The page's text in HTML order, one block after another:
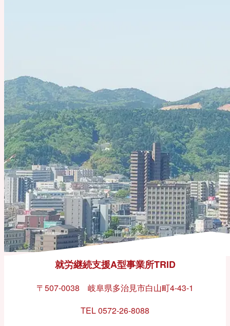
就労継続支援A型事業所TRID
〒507-0038 岐阜県多治見市白山町4-43-1
TEL 0572-26-8088